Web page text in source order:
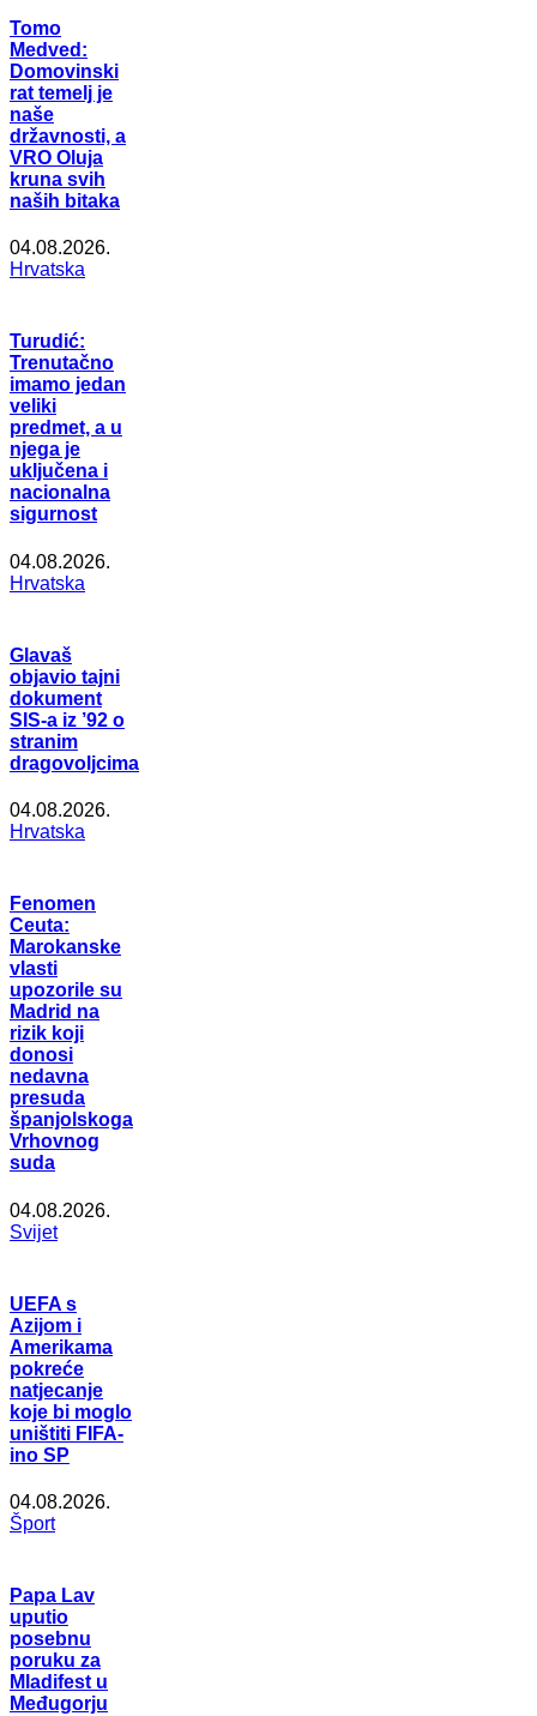
Tomo
Medved:
Domovinski
rat temelj je
naše
državnosti, a
VRO Oluja
kruna svih
naših bitaka
04.08.2026.
Hrvatska
Turudić:
Trenutačno
imamo jedan
veliki
predmet, a u
njega je
uključena i
nacionalna
sigurnost
04.08.2026.
Hrvatska
Glavaš
objavio tajni
dokument
SIS-a iz ’92 o
stranim
dragovoljcima
04.08.2026.
Hrvatska
Fenomen
Ceuta:
Marokanske
vlasti
upozorile su
Madrid na
rizik koji
donosi
nedavna
presuda
španjolskoga
Vrhovnog
suda
04.08.2026.
Svijet
UEFA s
Azijom i
Amerikama
pokreće
natjecanje
koje bi moglo
uništiti FIFA-
ino SP
04.08.2026.
Šport
Papa Lav
uputio
posebnu
poruku za
Mladifest u
Međugorju